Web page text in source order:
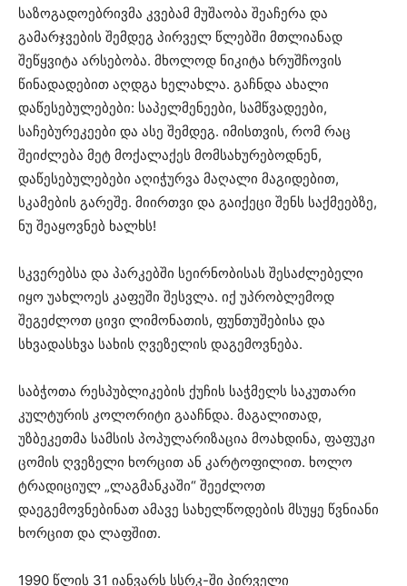
საზოგადოებრივმა კვებამ მუშაობა შეაჩერა და
გამარჯვების შემდეგ პირველ წლებში მთლიანად
შეწყვიტა არსებობა. მხოლოდ ნიკიტა ხრუშჩოვის
წინადადებით აღდგა ხელახლა. გაჩნდა ახალი
დაწესებულებები: საპელმენეები, სამწვადეები,
საჩებურეკეები და ასე შემდეგ. იმისთვის, რომ რაც
შეიძლება მეტ მოქალაქეს მომსახურებოდნენ,
დაწესებულებები აღიჭურვა მაღალი მაგიდებით,
სკამების გარეშე. მიირთვი და გაიქეცი შენს საქმეებზე,
ნუ შეაყოვნებ ხალხს!
სკვერებსა და პარკებში სეირნობისას შესაძლებელი
იყო უახლოეს კაფეში შესვლა. იქ უპრობლემოდ
შეგეძლოთ ცივი ლიმონათის, ფუნთუშებისა და
სხვადასხვა სახის ღვეზელის დაგემოვნება.
საბჭოთა რესპუბლიკების ქუჩის საჭმელს საკუთარი
კულტურის კოლორიტი გააჩნდა. მაგალითად,
უზბეკეთმა სამსის პოპულარიზაცია მოახდინა, ფაფუკი
ცომის ღვეზელი ხორცით ან კარტოფილით. ხოლო
ტრადიციულ „ლაგმანკაში“ შეეძლოთ
დაეგემოვნებინათ ამავე სახელწოდების მსუყე წვნიანი
ხორცით და ლაფშით.
1990 წლის 31 იანვარს სსრკ-ში პირველი